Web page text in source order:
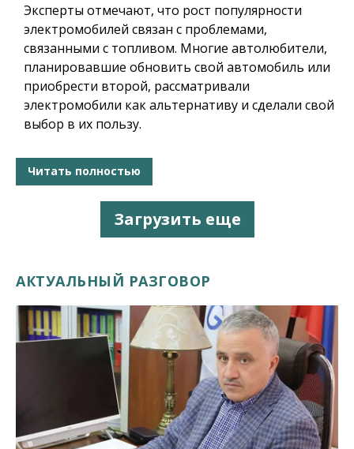
Эксперты отмечают, что рост популярности
электромобилей связан с проблемами,
связанными с топливом. Многие автолюбители,
планировавшие обновить свой автомобиль или
приобрести второй, рассматривали
электромобили как альтернативу и сделали свой
выбор в их пользу.
Читать полностью
Загрузить еще
АКТУАЛЬНЫЙ РАЗГОВОР